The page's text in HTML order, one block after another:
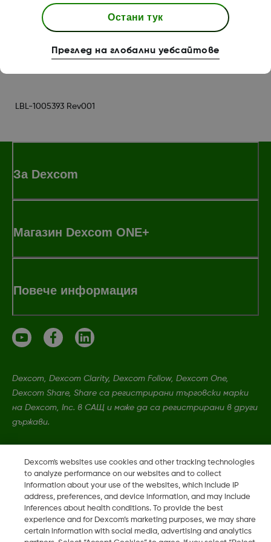
Was this article helpful?
LBL-1005393 Rev001
За Dexcom
Магазин Dexcom ONE+
Повече информация
Dexcom, Dexcom Clarity, Dexcom Follow, Dexcom One,
Dexcom Share, Share са регистрирани търговски марки
на Dexcom, Inc. в САЩ и може да са регистрирани в други
държави.
LBL-1005393 Rev001
2026 Dexcom, Inc. Всички права запазени.
Остани тук
Преглед на глобални уебсайтове
Dexcom's websites use cookies and other tracking technologies
to analyze performance on our websites and to collect
information about your use of the websites, which include IP
address, preferences, and device information, and may include
inferences about health conditions. To provide the best
experience and for Dexcom’s marketing purposes, we may share
certain information with social media, advertising and analytics